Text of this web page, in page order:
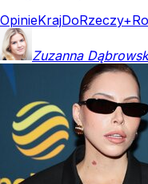
OpinieKrajDoRzeczy+
Zuzanna